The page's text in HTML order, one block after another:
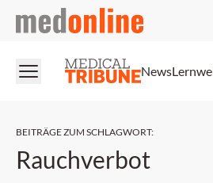
medonline
News
BEITRÄGE ZUM SCHLAGWORT:
Rauchverbot